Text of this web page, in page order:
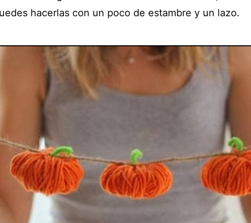
hacerlas con un poco de estambre y un lazo.